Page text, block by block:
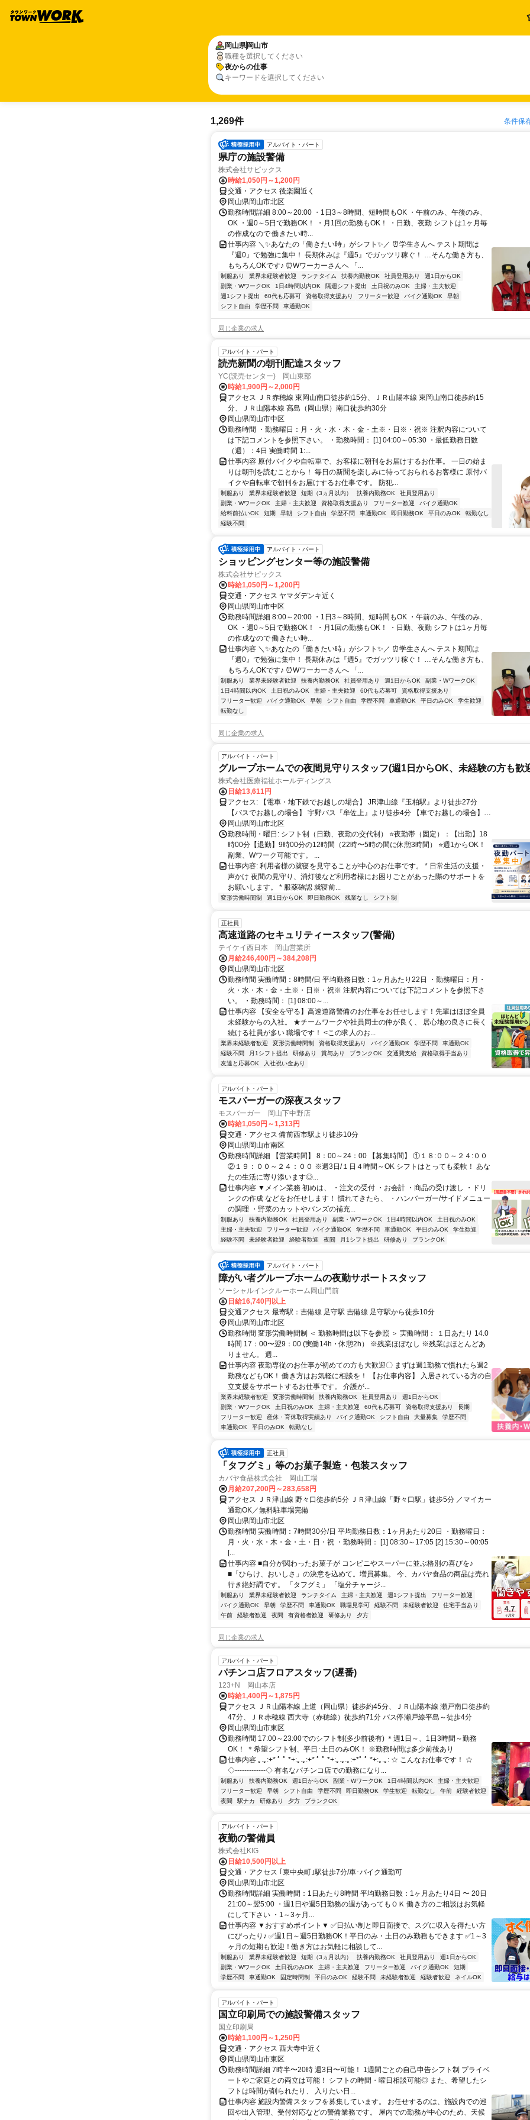
岡山県 岡山市
職種を選択してください
夜からの仕事
キーワードを選択してください
1,269件 条件保
アルバイト・パート
県庁の施設警備
株式会社サピックス
時給1,050円～1,200円
交通・アクセス 後楽園近く
岡山県岡山市北区
勤務時間詳細 8:00～20:00 ・1日3～8時間、短時間もOK ・午前のみ、午後のみ、
OK ・週0～5日で勤務OK！ ・月1回の勤務もOK！ ・日勤、夜勤 シフトは1ヶ月毎
の作成なので 働きたい時...
仕事内容 ＼✨あなたの「働きたい時」がシフト✨／ ⏰学生さんへ テスト期間は
『週0』で勉強に集中！ 長期休みは『週5』でガッツリ稼ぐ！ …そんな働き方も、
もちろんOKです♪ ⏰Wワーカーさんへ 「...
制服あり 業界未経験者歓迎 ランチタイム 扶養内勤務OK 社員登用あり
週1日からOK
副業・WワークOK
1日4時間以内OK 隔週シフト提出 土日祝のみOK
主婦・主夫歓迎
週1シフト提出
60代も応募可 資格取得支援あり フリーター歓迎 バイク通勤OK
早朝
シフト自由
学歴不問 車通勤OK
同じ企業の求人
アルバイト・パート
読売新聞の朝刊配達スタッフ
YC(読売センター) 岡山東部
時給1,900円～2,000円
アクセス ＪＲ赤穂線 東岡山南口徒歩約15分、ＪＲ山陽本線 東岡山南口徒歩約15
分、ＪＲ山陽本線 高島（岡山県）南口徒歩約30分
岡山県岡山市中区
勤務時間 ・勤務曜日：月・火・水・木・金・土※・日※・祝※ 注釈内容について
は下記コメントを参照下さい。 ・勤務時間： [1] 04:00～05:30 ・最低勤務日数
（週）：4日 実働時間 1:...
仕事内容 原付バイクや自転車で、お客様に朝刊をお届けするお仕事。 一日の始ま
りは朝刊を読むことから！ 毎日の新聞を楽しみに待っておられるお客様に 原付バ
イクや自転車で朝刊をお届けするお仕事です。 防犯...
制服あり 業界未経験者歓迎 短期（3ヵ月以内） 扶養内勤務OK
社員登用あり
副業・WワークOK
主婦・主夫歓迎 資格取得支援あり フリーター歓迎
バイク通勤OK
給料前払いOK
短期 早朝 シフト自由 学歴不問 車通勤OK 即日勤務OK 平日のみOK
転勤なし
経験不問
アルバイト・パート
ショッピングセンター等の施設警備
株式会社サピックス
時給1,050円～1,200円
交通・アクセス ヤマダデンキ近く
岡山県岡山市中区
勤務時間詳細 8:00～20:00 ・1日3～8時間、短時間もOK ・午前のみ、午後のみ、
OK ・週0～5日で勤務OK！ ・月1回の勤務もOK！ ・日勤、夜勤 シフトは1ヶ月毎
の作成なので 働きたい時...
仕事内容 ＼✨あなたの「働きたい時」がシフト✨／ ⏰学生さんへ テスト期間は
『週0』で勉強に集中！ 長期休みは『週5』でガッツリ稼ぐ！ …そんな働き方も、
もちろんOKです♪ ⏰Wワーカーさんへ 「...
制服あり 業界未経験者歓迎 扶養内勤務OK 社員登用あり 週1日からOK
副業・WワークOK
1日4時間以内OK
土日祝のみOK 主婦・主夫歓迎 60代も応募可
資格取得支援あり
フリーター歓迎
バイク通勤OK 早朝 シフト自由 学歴不問 車通勤OK 平日のみOK
学生歓迎
転勤なし
同じ企業の求人
アルバイト・パート
グループホームでの夜間見守りスタッフ(週1日からOK、未経験の方も歓
株式会社医療福祉ホールディングス
日給13,611円
アクセス: 【電車・地下鉄でお越しの場合】 JR津山線『玉柏駅』より徒歩27分
【バスでお越しの場合】 宇野バス『牟佐上』より徒歩4分 【車でお越しの場合】
岡山市役所より車で28分 山陽自動車道『岡山IC』より車で27分
岡山県岡山市北区
勤務時間・曜日: シフト制（日勤、夜勤の交代制） ⭐️夜勤帯（固定）：【出勤】18
時00分【退勤】9時00分の12時間（22時〜5時の間に休憩3時間） ⭐️週1からOK！
副業、Wワーク可能です。 ...
仕事内容: 利用者様の就寝を見守ることが中心のお仕事です。 * 日常生活の支援・
声かけ 夜間の見守り、消灯後など利用者様にお困りごとがあった際のサポートを
お願いします。 * 服薬確認 就寝前...
変形労働時間制 週1日からOK 即日勤務OK 残業なし シフト制
正社員
高速道路のセキュリティースタッフ(警備)
テイケイ西日本 岡山営業所
月給246,400円～384,208円
岡山県岡山市北区
勤務時間 実働時間：8時間/日 平均勤務日数：1ヶ月あたり22日 ・勤務曜日：月・
火・水・木・金・土※・日※・祝※ 注釈内容については下記コメントを参照下さ
い。 ・勤務時間： [1] 08:00～...
仕事内容 【安全を守る】高速道路警備のお仕事をお任せします！先輩はほぼ全員
未経験からの入社。 ★チームワークや社員同士の仲が良く、 居心地の良さに長く
続ける社員が多い 職場です！ <この求人のお...
業界未経験者歓迎 変形労働時間制 資格取得支援あり バイク通勤OK 学歴不問
車通勤OK
経験不問
月1シフト提出 研修あり 賞与あり ブランクOK 交通費支給
資格取得手当あり
友達と応募OK
入社祝い金あり
アルバイト・パート
モスバーガーの深夜スタッフ
モスバーガー 岡山下中野店
時給1,050円～1,313円
交通・アクセス 備前西市駅より徒歩10分
岡山県岡山市南区
勤務時間詳細 【営業時間】 8：00～24：00 【募集時間】 ①１８:００～２４:００
②１９：００～２４：００ ※週3日/１日４時間～OK シフトはとっても柔軟！ あな
たの生活に寄り添います◎...
仕事内容 ▼メイン業務 初めは、 ・注文の受付 ・お会計 ・商品の受け渡し ・ドリ
ンクの作成 などをお任せします！ 慣れてきたら、 ・ハンバーガー/サイドメニュー
の調理 ・野菜のカットやバンズの補充...
制服あり 扶養内勤務OK 社員登用あり 副業・WワークOK 1日4時間以内OK
土日祝のみOK
主婦・主夫歓迎
フリーター歓迎 バイク通勤OK 学歴不問 車通勤OK 平日のみOK
学生歓迎
経験不問
未経験者歓迎 経験者歓迎 夜間 月1シフト提出 研修あり ブランクOK
アルバイト・パート
障がい者グループホームの夜勤サポートスタッフ
ソーシャルインクルーホーム岡山門前
日給16,740円以上
交通アクセス 最寄駅：吉備線 足守駅 吉備線 足守駅から徒歩10分
岡山県岡山市北区
勤務時間 変形労働時間制 ＜ 勤務時間は以下を参照 ＞ 実働時間： １日あたり 14.0
時間 17：00〜翌9：00 (実働14h・休憩2h） ※残業ほぼなし ※残業はほとんどあ
りません。 週...
仕事内容 夜勤専従のお仕事が初めての方も大歓迎〇 まずは週1勤務で慣れたら週2
勤務などもOK！ 働き方はお気軽に相談を！ 【お仕事内容】 入居されている方の自
立支援をサポートするお仕事です。 介護が...
業界未経験者歓迎 変形労働時間制 扶養内勤務OK 社員登用あり
週1日からOK
副業・WワークOK
土日祝のみOK 主婦・主夫歓迎 60代も応募可 資格取得支援あり
長期
フリーター歓迎
産休・育休取得実績あり バイク通勤OK シフト自由 大量募集
学歴不問
車通勤OK
平日のみOK 転勤なし
正社員
「タフグミ」等のお菓子製造・包装スタッフ
カバヤ食品株式会社 岡山工場
月給207,200円～283,658円
アクセス ＪＲ津山線 野々口徒歩約5分 ＪＲ津山線「野々口駅」徒歩5分 ／マイカー
通勤OK／無料駐車場完備
岡山県岡山市北区
勤務時間 実働時間：7時間30分/日 平均勤務日数：1ヶ月あたり20日 ・勤務曜日：
月・火・水・木・金・土・日・祝 ・勤務時間： [1] 08:30～17:05 [2] 15:30～00:05
[...
仕事内容 ■自分が関わったお菓子が コンビニやスーパーに並ぶ格別の喜びを♪
■「ひらけ、おいしさ」の決意を込めて。増員募集。 今、カバヤ食品の商品は売れ
行き絶好調です。 「タフグミ」 「塩分チャージ...
制服あり 業界未経験者歓迎 ランチタイム 主婦・主夫歓迎 週1シフト提出
フリーター歓迎
バイク通勤OK
早朝 学歴不問 車通勤OK 職場見学可 経験不問 未経験者歓迎
住宅手当あり
午前
経験者歓迎 夜間 有資格者歓迎 研修あり 夕方
同じ企業の求人
アルバイト・パート
パチンコ店フロアスタッフ(遅番)
123+N 岡山本店
時給1,400円～1,875円
アクセス ＪＲ山陽本線 上道（岡山県）徒歩約45分、ＪＲ山陽本線 瀬戸南口徒歩約
47分、ＪＲ赤穂線 西大寺（赤穂線）徒歩約71分 バス停瀬戸線平島～徒歩4分
岡山県岡山市東区
勤務時間 17:00～23:00でのシフト制(多少前後有) ＊週1日～、1日3時間～勤務
OK！ ＊希望シフト制、平日･土日のみOK！ ※勤務時間は多少前後あり
仕事内容 ｡.｡:+* ﾟ ﾟ *+:｡.｡:+* ﾟ ﾟ *+:｡.｡.｡:+*ﾟ ﾟ *+:｡.｡: ☆ こんなお仕事です！ ☆
◇‐‐‐‐‐‐‐‐‐‐‐‐‐◇ 有名なパチンコ店での勤務になり...
制服あり 扶養内勤務OK 週1日からOK 副業・WワークOK 1日4時間以内OK
主婦・主夫歓迎
フリーター歓迎
早朝 シフト自由 学歴不問 即日勤務OK 学生歓迎 転勤なし 午前
経験者歓迎
夜間
駅ナカ 研修あり 夕方 ブランクOK
アルバイト・パート
夜勤の警備員
株式会社KIG
日給10,500円以上
交通・アクセス ｢東中央町｣駅徒歩7分/車･バイク通勤可
岡山県岡山市北区
勤務時間詳細 実働時間：1日あたり8時間 平均勤務日数：1ヶ月あたり4日 〜 20日
21:00～翌5:00 ・週1日や週5日勤務の週があってもＯＫ 働き方のご相談はお気軽
にして下さい ・1～3ヶ月...
仕事内容 ▼おすすめポイント▼ ✅日払い制と即日面接で、スグに収入を得たい方
にぴったり♪ ✅週1日～週5日勤務OK！平日のみ・土日のみ勤務もできます ✅1～3
ヶ月の短期も歓迎！働き方はお気軽に相談して...
制服あり 業界未経験者歓迎 短期（3ヵ月以内） 扶養内勤務OK 社員登用あり
週1日からOK
副業・WワークOK
土日祝のみOK 主婦・主夫歓迎 フリーター歓迎 バイク通勤OK
短期
学歴不問
車通勤OK 固定時間制 平日のみOK 経験不問 未経験者歓迎 経験者歓迎 ネイルOK
アルバイト・パート
国立印刷局での施設警備スタッフ
国立印刷局
時給1,100円～1,250円
交通・アクセス 西大寺中近く
岡山県岡山市東区
勤務時間詳細 7時半〜20時 週3日〜可能！ 1週間ごとの自己申告シフト制 プライベ
ートやご家庭との両立は可能！ シフトの時間・曜日相談可能◎ また、希望したシ
フトは時間が削られたり、 入りたい日...
仕事内容 施設内警備スタッフを募集しています。 お任せするのは、施設内での巡
回や出入管理、受付対応などの警備業務です。 屋内での勤務が中心のため、天候